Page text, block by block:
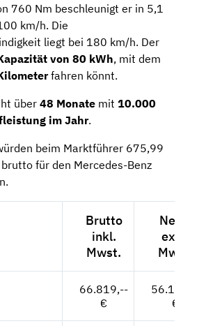
760 Nm beschleunigt er in 5,1
km/h. Die
liegt bei 180 km/h. Der
von 80 kWh, mit dem
fahren könnt.
über 48 Monate mit 10.000
im Jahr.
beim Marktführer 675,99
für den Mercedes-Benz
Brutto
inkl.
Mwst.
Netto
exkl.
Mwst.
66.819,--
€
56.150,--
€